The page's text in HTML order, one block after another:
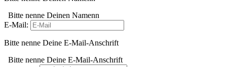
Bitte nenne Deinen Namenn
E-Mail:
Bitte nenne Deine E-Mail-Anschrift
Bitte nenne Deine E-Mail-Anschrift